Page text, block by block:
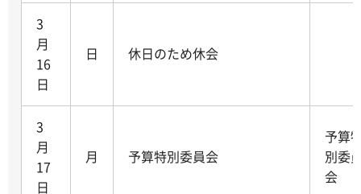
3
月
16
日
日 休日のため休会
3
月
17
日
月 予算特別委員会
予算
別委
会